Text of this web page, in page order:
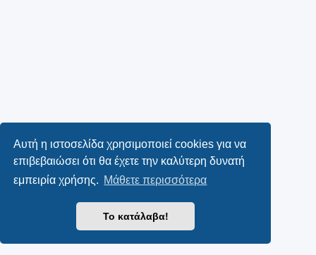
Αυτή η ιστοσελίδα χρησιμοποιεί cookies για να
επιβεβαιώσει ότι θα έχετε την καλύτερη δυνατή
εμπειρία χρήσης. Μάθετε περισσότερα
Το κατάλαβα!